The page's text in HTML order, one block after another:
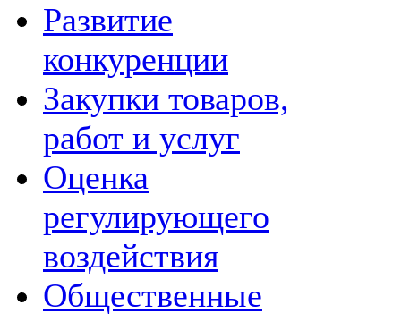
Развитие
конкуренции
Закупки товаров,
работ и услуг
Оценка
регулирующего
воздействия
Общественные